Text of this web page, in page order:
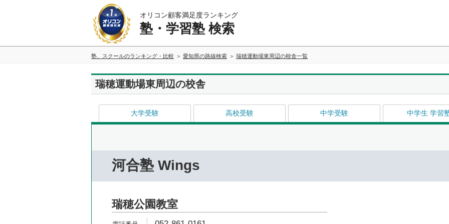
オリコン顧客満足度ランキング
塾・学習塾 検索
塾、スクールのランキング・比較 愛知県の路線検索 瑞穂運動場東周辺の校舎一覧
瑞穂運動場東周辺の校舎
大学受験 高校受験 中学受験 中学生 学習
河合塾 Wings
瑞穂公園教室